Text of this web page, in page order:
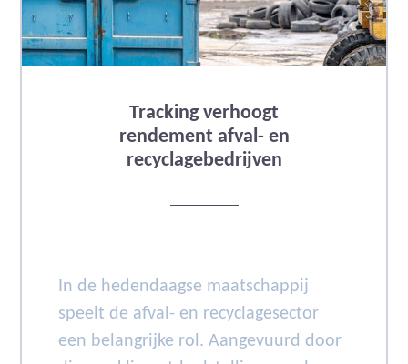
Tracking verhoogt
rendement afval- en
recyclagebedrijven
In de hedendaagse maatschappij
speelt de afval- en recyclagesector
een belangrijke rol. Aangevuurd door